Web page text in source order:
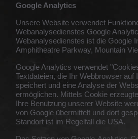
Google Analytics
Unsere Website verwendet
Webanalysedienstes Google
Webanalysedienstes ist die Google
Amphitheatre Parkway, Mountain
Google Analytics verwendet
Textdateien, die Ihr Webbrowser auf
speichert und eine Analyse der
ermöglichen. Mittels Cookie
Ihre Benutzung unserer Website
von Google übermittelt und dort
Standort ist im Regelfall die USA.